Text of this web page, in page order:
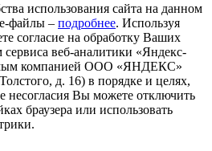
использования сайта на данном
файлы – подробнее. Используя
согласие на обработку Ваших
веб-аналитики «Яндекс-
компанией ООО «ЯНДЕКС»
д. 16) в порядке и целях,
несогласия Вы можете отключить
браузера или использовать